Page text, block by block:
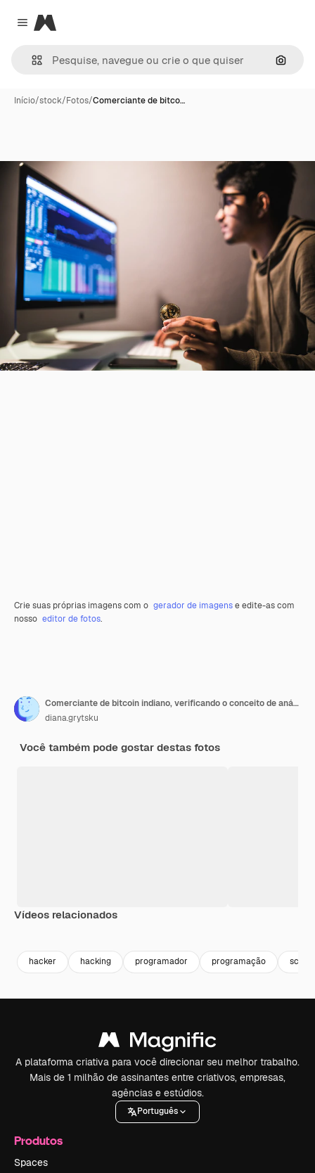
Close menu
Magnific
Início/stock/Fotos/Comerciante de bitco…
Crie suas próprias imagens com o gerador de imagense edite-as com
nosso editor de fotos.
Comerciante de bitcoin indiano, verificando o conceito de análise de dados de negociação de ações, trabalhando no escritório com gráfico financeiro em monitores de computador
diana.grytsku
Você também pode gostar destas fotos
Vídeos relacionados
hacker hacking programador programação
A plataforma criativa para você direcionar seu melhor trabalho.
Mais de 1 milhão de assinantes entre criativos, empresas,
agências e estúdios.
Português
Produtos
Spaces